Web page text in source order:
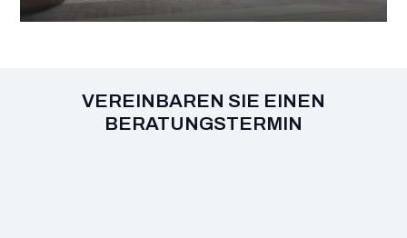
VEREINBAREN SIE EINEN
BERATUNGSTERMIN